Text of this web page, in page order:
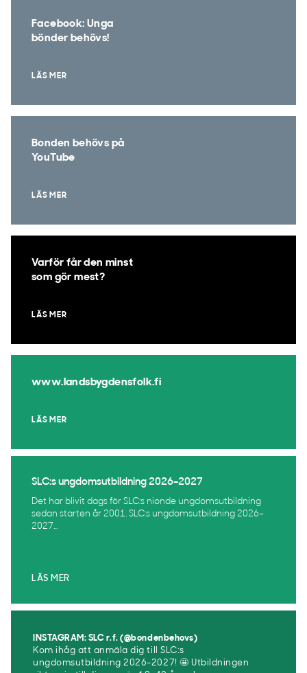
Facebook: Unga
bönder behövs!
LÄS MER
Bonden behövs på
YouTube
LÄS MER
Varför får den minst
som gör mest?
LÄS MER
www.landsbygdensfolk.fi
LÄS MER
SLC:s ungdomsutbildning 2026–2027
Det har blivit dags för SLC:s nionde ungdomsutbildning
sedan starten år 2001. SLC:s ungdomsutbildning 2026–
2027...
LÄS MER
INSTAGRAM: SLC r.f. (@bondenbehovs)
Kom ihåg att anmäla dig till SLC:s
ungdomsutbildning 2026-2027! 🤩 Utbildningen